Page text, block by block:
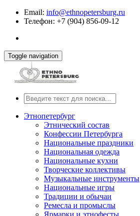
Email: info@ethnopetersburg.ru
Телефон: +7 (904) 856-09-12
Toggle navigation
Этнопетербург
Этнический состав
Конфессии Петербурга
Национальные праздники
Национальная одежда
Национальные кухни
Творческие коллективы
Музыкальные инструменты
Национальные игры
Традиции и обычаи
Ремесла и промыслы
Ярмарки и этнофесты